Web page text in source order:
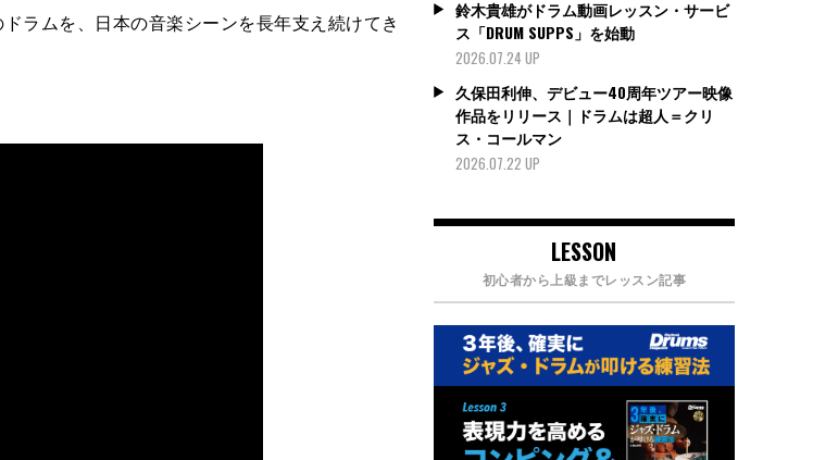
ラムを、日本の音楽シーンを長年支え続けてき
鈴木貴雄がドラム動画レッスン・サービ
ス「DRUM SUPPS」を始動
2026.07.24 UP
久保田利伸、デビュー40周年ツアー映像
作品をリリース｜ドラムは超人＝クリ
ス・コールマン
2026.07.22 UP
LESSON
初心者から上級までレッスン記事